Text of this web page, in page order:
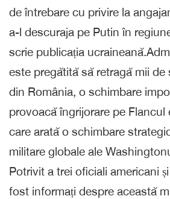
de întrebare cu privire la
a-l descuraja pe Putin în
scrie publicația
este pregătită să retragă mii de
din România, o schimbare
provoacă îngrijorare pe Flancul
care arată o schimbare
militare globale ale
Potrivit a trei oficiali americani
fost informați despre această